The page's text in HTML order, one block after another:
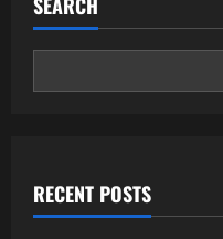
RECENT POSTS